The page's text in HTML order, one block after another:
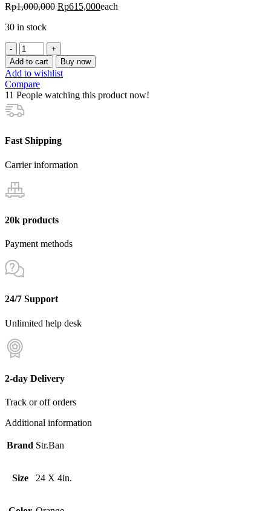
Rp1,000,000 Rp615,000each
30 in stock
Kursi
Acara
Caesar
Chitose
quantity
Add to cart Buy now
Add to wishlist
Compare
11 People watching this product now!
Fast Shipping
Carrier information
20k products
Payment methods
24/7 Support
Unlimited help desk
2-day Delivery
Track or off orders
Additional information
Brand Str.Ban
Size 24 X 4in.